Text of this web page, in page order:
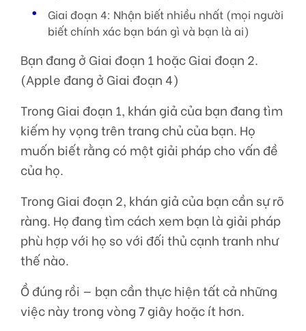
Giai đoạn 4: Nhận biết nhiều nhất (mọi người
biết chính xác bạn bán gì và bạn là ai)
Bạn đang ở Giai đoạn 1 hoặc Giai đoạn 2.
(Apple đang ở Giai đoạn 4)
Trong Giai đoạn 1, khán giả của bạn đang tìm
kiếm hy vọng trên trang chủ của bạn. Họ
muốn biết rằng có một giải pháp cho vấn đề
của họ.
Trong Giai đoạn 2, khán giả của bạn cần sự rõ
ràng. Họ đang tìm cách xem bạn là giải pháp
phù hợp với họ so với đối thủ cạnh tranh như
thế nào.
Ồ đúng rồi — bạn cần thực hiện tất cả những
việc này trong vòng 7 giây hoặc ít hơn.